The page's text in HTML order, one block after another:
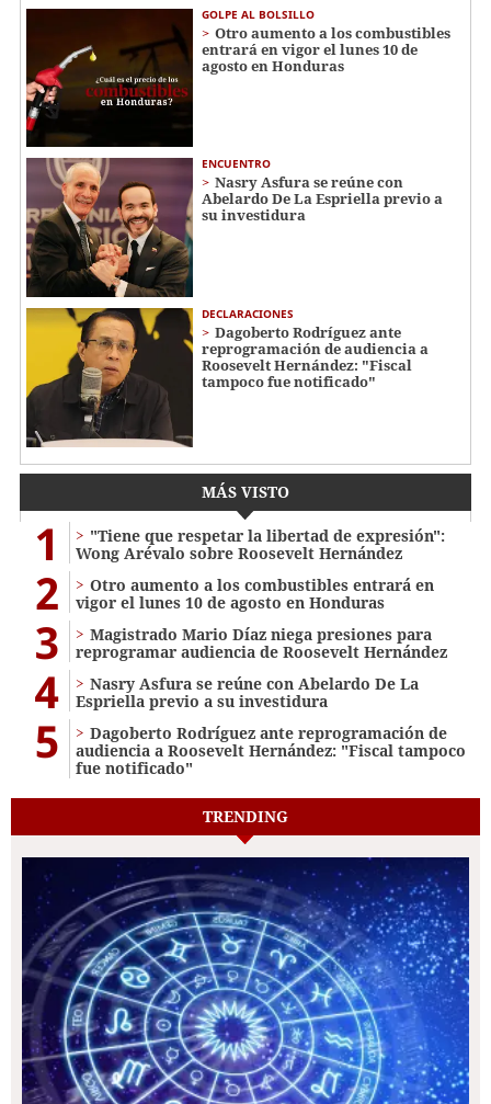
GOLPE AL BOLSILLO
Otro aumento a los combustibles
entrará en vigor el lunes 10 de
agosto en Honduras
ENCUENTRO
Nasry Asfura se reúne con
Abelardo De La Espriella previo a
su investidura
DECLARACIONES
Dagoberto Rodríguez ante
reprogramación de audiencia a
Roosevelt Hernández: "Fiscal
tampoco fue notificado"
MÁS VISTO
1
"Tiene que respetar la libertad de expresión":
Wong Arévalo sobre Roosevelt Hernández
2
Otro aumento a los combustibles entrará en
vigor el lunes 10 de agosto en Honduras
3
Magistrado Mario Díaz niega presiones para
reprogramar audiencia de Roosevelt Hernández
4
Nasry Asfura se reúne con Abelardo De La
Espriella previo a su investidura
5
Dagoberto Rodríguez ante reprogramación de
audiencia a Roosevelt Hernández: "Fiscal tampoco
fue notificado"
TRENDING